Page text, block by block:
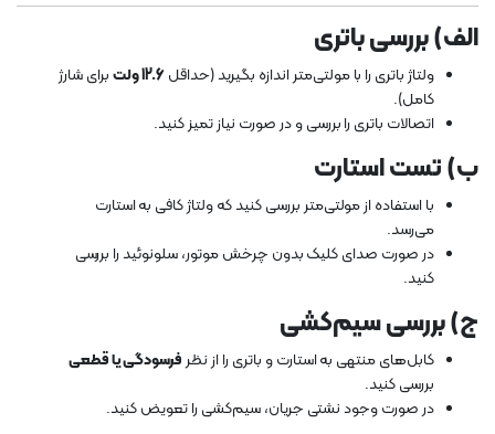
الف) بررسی باتری
ولتاژ باتری را با مولتی‌متر اندازه بگیرید (حداقل12.6 ولت
برای شارژ
کامل).
اتصالات باتری را بررسی و در صورت نیاز تمیز کنید.
ب) تست استارت
با استفاده از مولتی‌متر بررسی کنید که ولتاژ کافی به استارت
می‌رسد.
در صورت صدای کلیک بدون چرخش موتور، سلونوئید را بررسی
کنید.
ج) بررسی سیم‌کشی
کابل‌های منتهی به استارت و باتری را از نظرفرسودگی یا قطعی
بررسی کنید.
در صورت وجود نشتی جریان، سیم‌کشی را تعویض کنید.